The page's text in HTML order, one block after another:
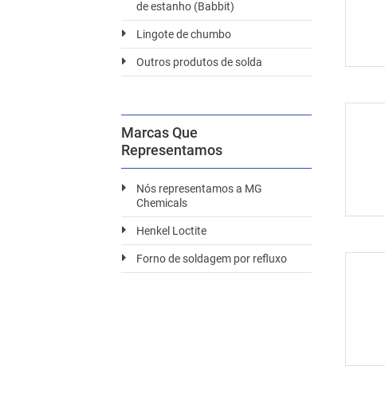
de estanho (Babbit)
Lingote de chumbo
Outros produtos de solda
Marcas Que
Representamos
Nós representamos a MG
Chemicals
Henkel Loctite
Forno de soldagem por refluxo